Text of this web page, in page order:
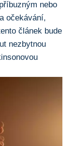
nebo
očekávání,
článek bude
nezbytnou